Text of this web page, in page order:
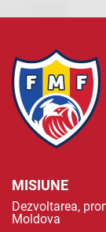
MISIUNE
Dezvoltarea,
Moldova